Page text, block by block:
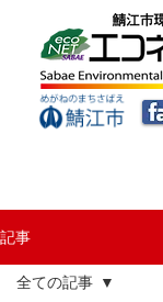
記事
全ての記事